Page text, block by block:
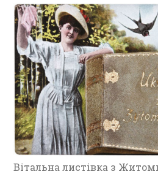
о
Ж
и
т
о
м
и
р
а
п
е
р
і
Вітальна листівка з